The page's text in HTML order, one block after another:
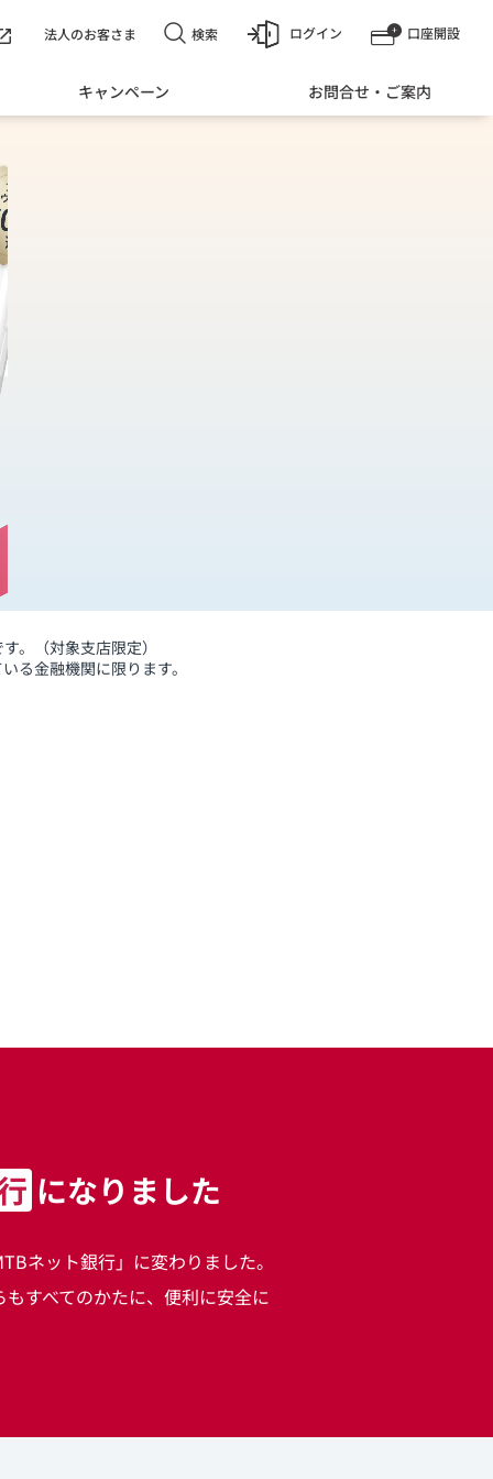
口座開設
ログイン
キャンペーン お問合せ・ご案内
法人のお客さま 検索
。（対象支店限定）
る金融機関に限ります。
になりました
ネット銀行」に変わりました。
すべてのかたに、便利に安全に